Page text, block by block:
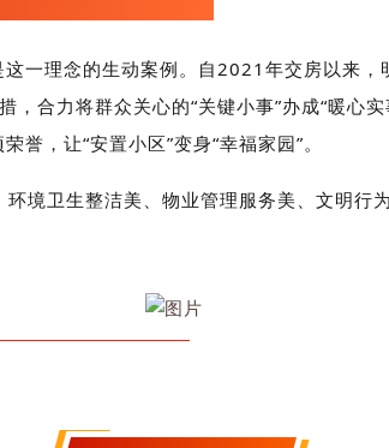
一理念的生动案例。自2021 年交房以来，
合力将群众关心的“关键小事”办成“暖心
，让“安置小区”变身“幸福家园”。
境卫生整洁美、物业管理服务美、文明行